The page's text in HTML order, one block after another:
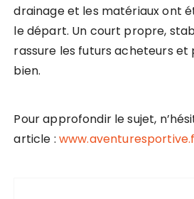
drainage et les matériaux ont
le départ. Un court propre,
rassure les futurs acheteurs et
bien.
Pour approfondir le sujet,
article :